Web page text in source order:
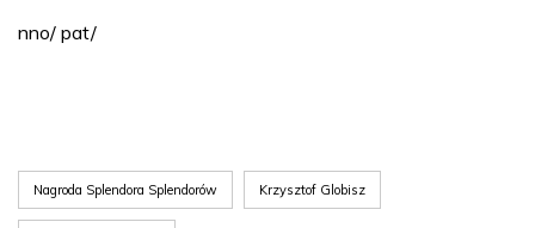
nno/ pat/
Nagroda Splendora Splendorów Krzysztof Globisz